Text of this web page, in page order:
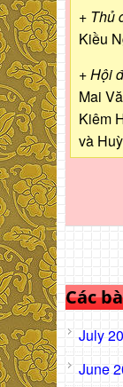
+ Thủ
Kiều
+ Hội
Mai
Kiêm
và
Các
July
June